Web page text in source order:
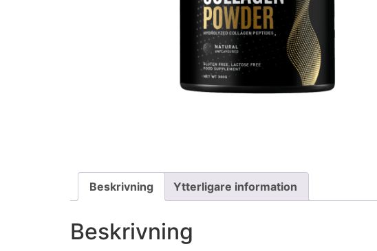
Beskrivning Ytterligare information
Beskrivning